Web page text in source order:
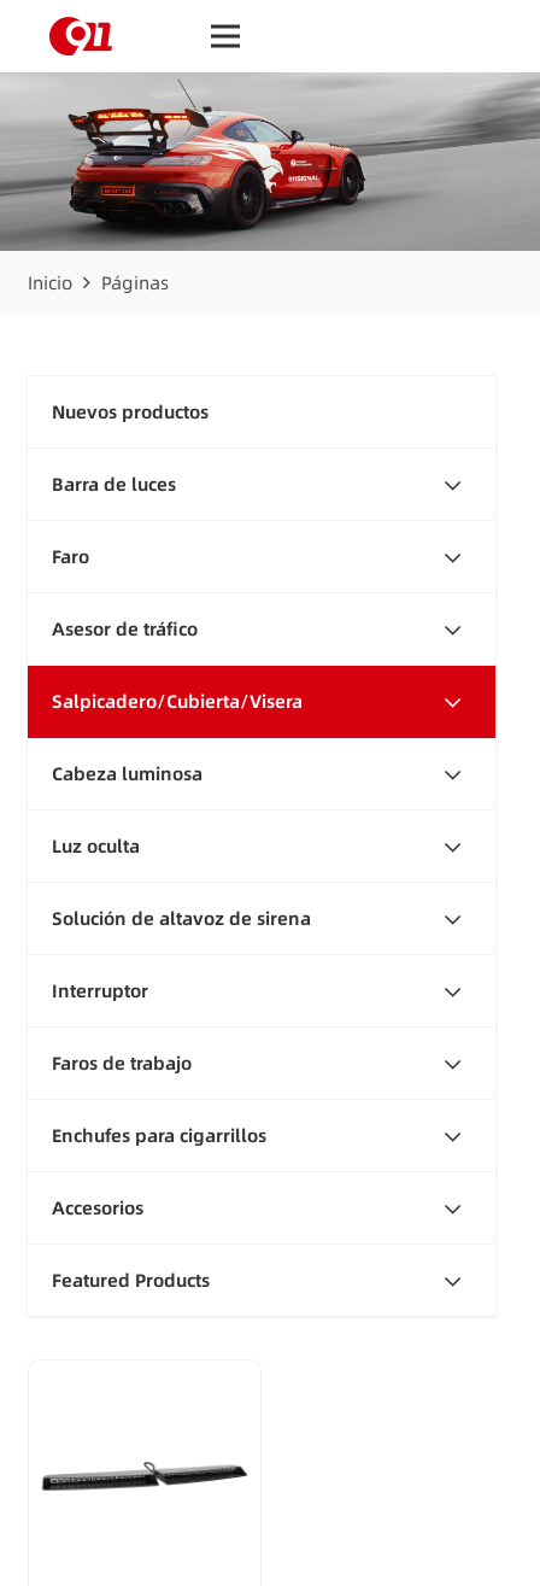
Inicio Páginas
Nuevos productos
Barra de luces
Faro
Asesor de tráfico
Salpicadero/Cubierta/Visera
Cabeza luminosa
Luz oculta
Solución de altavoz de sirena
Interruptor
Faros de trabajo
Enchufes para cigarrillos
Accesorios
Featured Products